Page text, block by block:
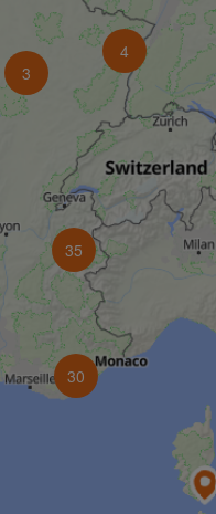
30
3
35
4